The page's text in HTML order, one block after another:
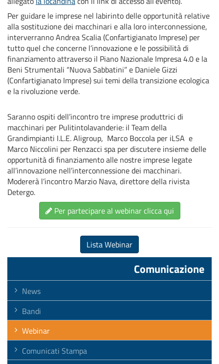
Per guidare le imprese nel labirinto delle opportunità relative
alla sostituzione dei macchinari e alla loro interconnessione,
interverranno Andrea Scalia (Confartigianato Imprese) per
tutto quel che concerne l’innovazione e le possibilità di
finanziamento attraverso il Piano Nazionale Impresa 4.0 e la
Beni Strumentali “Nuova Sabbatini” e Daniele Gizzi
(Confartigianato Imprese) sui temi della transizione ecologica
e la rivoluzione verde.
Saranno ospiti dell’incontro tre imprese produttrici di
macchinari per Pulitintolavanderie: il Team della
Grandimpianti I.L.E. Aligroup, Marco Boccola per iLSA e
Marco Niccolini per Renzacci spa per discutere insieme delle
opportunità di finanziamento alle nostre imprese legate
all’innovazione nell’interconnessione dei macchinari.
Modererà l’incontro Marzio Nava, direttore della rivista
Detergo.
Per partecipare al webinar clicca qui
Lista Webinar
Comunicazione
News
Bandi
Webinar
Comunicati Stampa